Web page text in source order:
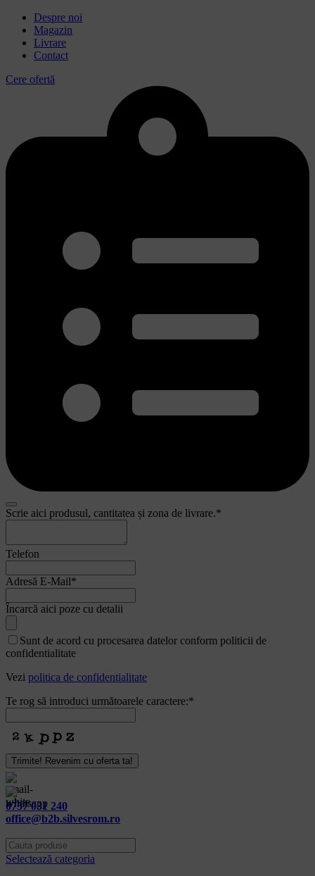
Despre noi
Magazin
Livrare
Contact
Cere ofertă
Scrie aici produsul, cantitatea și zona de livrare.*
Telefon
Adresă E-Mail*
Încarcă aici poze cu detalii
Email*
Sunt de acord cu procesarea datelor conform politicii de
confidentialitate
Vezi politica de confidentialitate
Te rog să introduci următoarele caractere:*
Trimite! Revenim cu oferta ta!
0757 031 240
office@b2b.silvesrom.ro
Selectează categoria